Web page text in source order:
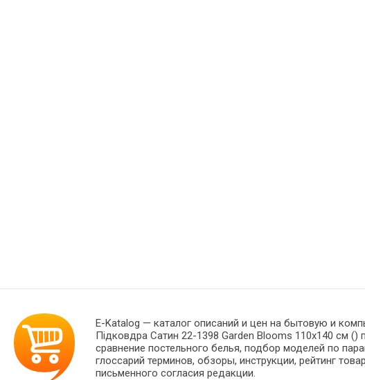
E-Katalog — каталог описаний и цен на бытовую и
Підковдра Сатин 22-1398 Garden Blooms 110х140 см
сравнение постельного белья, подбор моделей по
глоссарий терминов, обзоры, инструкции, рейтинг
письменного согласия редакции.